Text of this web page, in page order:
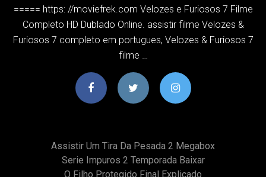
===== https: //moviefrek.com Velozes e Furiosos 7 Filme
Completo HD Dublado Online. assistir filme Velozes &
Furiosos 7 completo em portugues, Velozes & Furiosos 7
filme …
Assistir Um Tira Da Pesada 2 Megabox
Serie Impuros 2 Temporada Baixar
O Filho Protegido Final Explicado